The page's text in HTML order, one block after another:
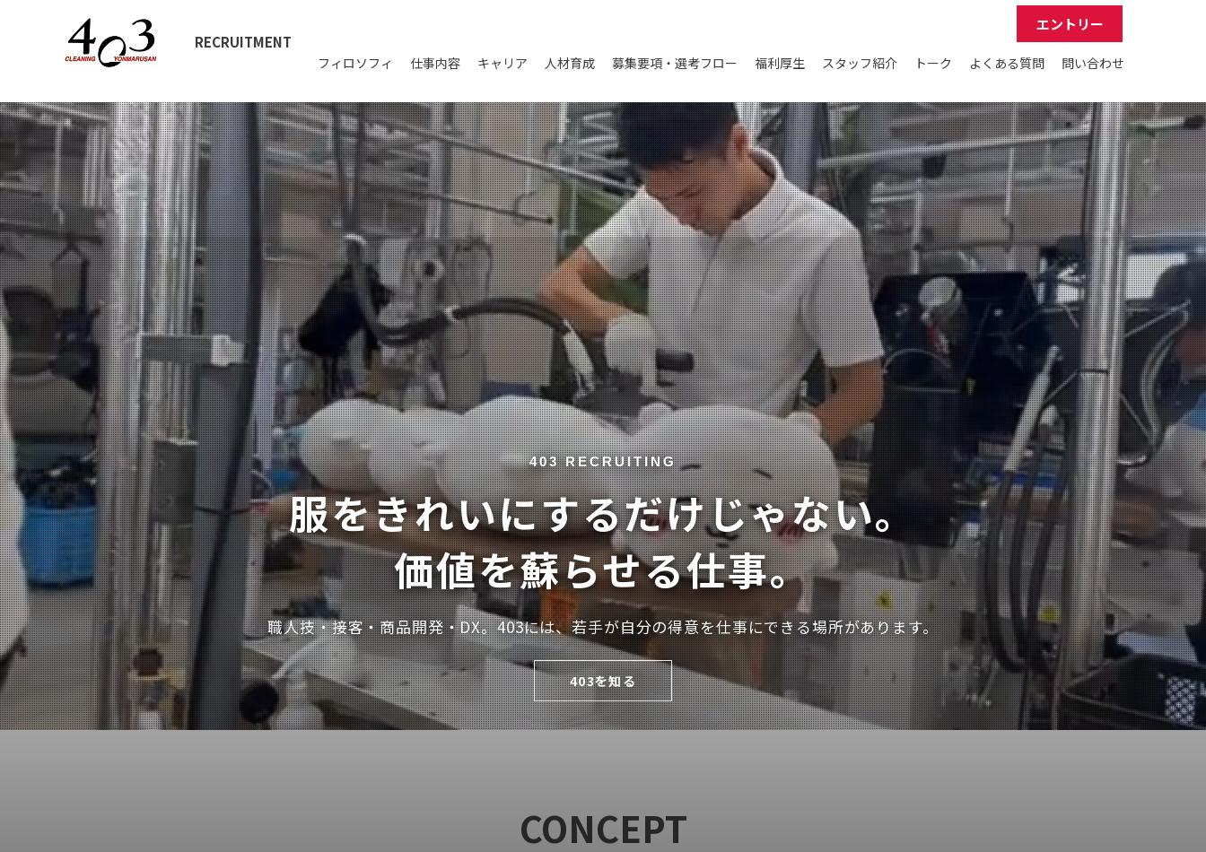
RECRUITMENT
エントリー
フィロソフィ 仕事内容 キャリア 人材育成 募集要項・選考フロー 福利厚生 スタッフ紹介 トーク よくある質問 問い合わせ
403 RECRUITING
服をきれいにするだけじゃない。
価値を蘇らせる仕事。
職人技・接客・商品開発・DX。403には、若手が自分の得意を仕事にできる場所があります。
403を知る
CONCEPT